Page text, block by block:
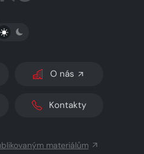
PŘEPNOUT SVĚTLÝ/TMAVÝ REŽIM
O nás
Kontakty
materiálům